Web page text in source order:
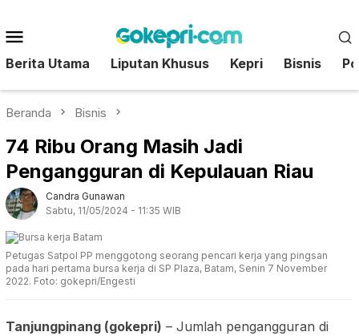
ke
Mobile
Berita Utama Liputan Khusus Kepri Bisnis
Beranda Bisnis
74 Ribu Orang Masih Jadi
Pengangguran di Kepulauan Riau
Candra Gunawan
Sabtu, 11/05/2024 - 11:35 WIB
Petugas Satpol PP menggotong seorang pencari kerja yang pingsan
pada hari pertama bursa kerja di SP Plaza, Batam, Senin 7 November
2022. Foto: gokepri/Engesti
Tanjungpinang (gokepri) – Jumlah pengangguran di